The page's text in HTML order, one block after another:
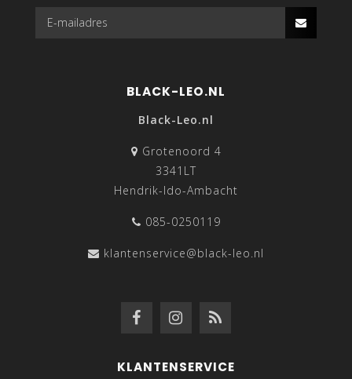
BLACK-LEO.NL
Black-Leo.nl
Grotenoord 4
3341LT
Hendrik-Ido-Ambacht
085-0250119
klantenservice@black-leo.nl
KLANTENSERVICE